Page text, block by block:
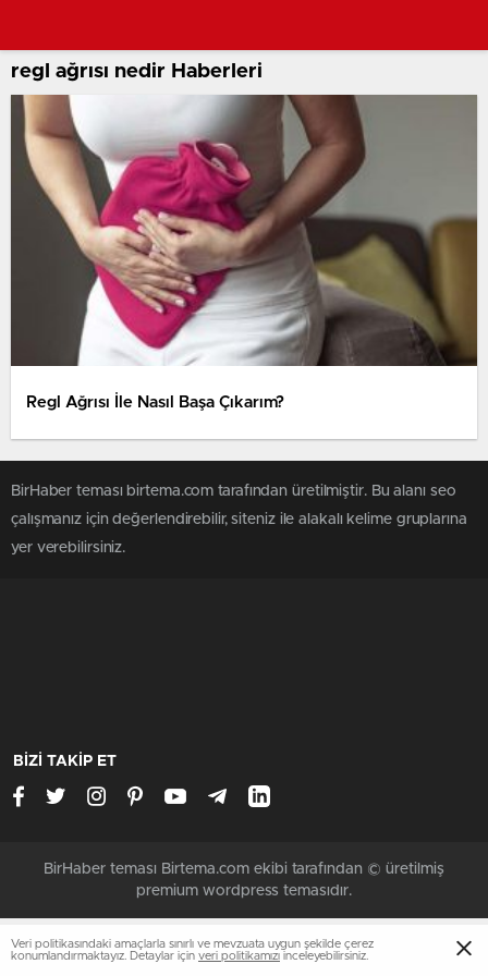
regl ağrısı nedir Haberleri
Regl Ağrısı İle Nasıl Başa Çıkarım?
BirHaber teması birtema.com tarafından üretilmiştir. Bu alanı seo
çalışmanız için değerlendirebilir, siteniz ile alakalı kelime gruplarına
yer verebilirsiniz.
BİZİ TAKİP ET
BirHaber teması Birtema.com ekibi tarafından © üretilmiş
premium wordpress temasıdır.
Veri politikasındaki amaçlarla sınırlı ve mevzuata uygun şekilde çerez
konumlandırmaktayız. Detaylar için veri politikamızı inceleyebilirsiniz.